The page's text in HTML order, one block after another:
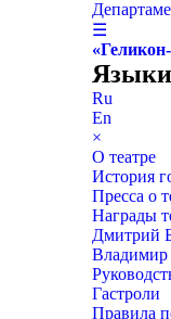
☰
Языки
Ru
En
×
О театре
История
Пресса о
Награды
Дмитрий
Владимир
Гастроли
Правила